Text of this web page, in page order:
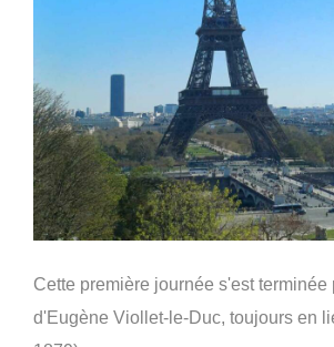
Cette première journée s'est
d'Eugène Viollet-le-Duc, toujours en